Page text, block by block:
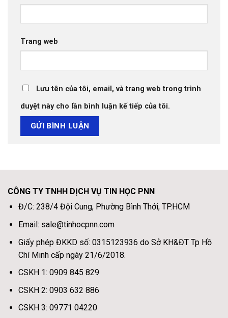
Trang web
Lưu tên của tôi, email, và trang web trong trình
duyệt này cho lần bình luận kế tiếp của tôi.
CÔNG TY TNHH DỊCH VỤ TIN HỌC PNN
Đ/C: 238/4 Đội Cung, Phường Bình Thới, TP.HCM
Email: sale@tinhocpnn.com
Giấy phép ĐKKD số: 0315123936 do Sở KH&ĐT Tp Hồ
Chí Minh cấp ngày 21/6/2018.
CSKH 1: 0909 845 829
CSKH 2: 0903 632 886
CSKH 3: 09771 04220